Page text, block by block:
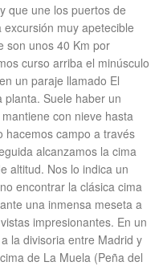
que une los puertos de
muy apetecible
son unos 40 Km por
curso arriba el minúsculo
un paraje llamado El
Suele haber un
con nieve hasta
hacemos campo a través
alcanzamos la cima
altitud. Nos lo indica un
encontrar la clásica cima
una inmensa meseta a
impresionantes. En un
la divisoria entre Madrid y
de La Muela (Peña del